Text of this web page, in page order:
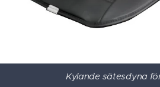
Kylande sätesdyna